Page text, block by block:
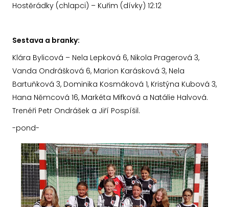
Hostěrádky (chlapci) – Kuřim (dívky) 12:12
Sestava a branky:
Klára Bylicová – Nela Lepková 6, Nikola Pragerová 3,
Vanda Ondrášková 6, Marion Karásková 3, Nela
Bartuňková 3, Dominika Kosmáková 1, Kristýna Kubová 3,
Hana Němcová 16, Markéta Mifková a Natálie Halvová.
Trenéři Petr Ondrášek a Jiří Pospíšil.
-pond-